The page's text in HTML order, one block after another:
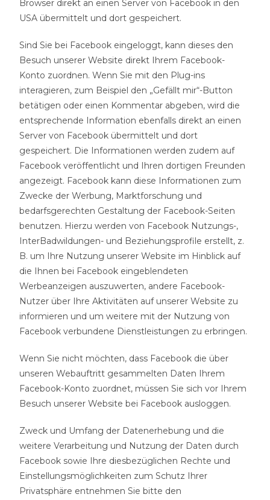
Browser direkt an einen Server von Facebook in den
USA übermittelt und dort gespeichert.
Sind Sie bei Facebook eingeloggt, kann dieses den
Besuch unserer Website direkt Ihrem Facebook-
Konto zuordnen. Wenn Sie mit den Plug-ins
interagieren, zum Beispiel den „Gefällt mir“-Button
betätigen oder einen Kommentar abgeben, wird die
entsprechende Information ebenfalls direkt an einen
Server von Facebook übermittelt und dort
gespeichert. Die Informationen werden zudem auf
Facebook veröffentlicht und Ihren dortigen Freunden
angezeigt. Facebook kann diese Informationen zum
Zwecke der Werbung, Marktforschung und
bedarfsgerechten Gestaltung der Facebook-Seiten
benutzen. Hierzu werden von Facebook Nutzungs-,
InterBadwildungen- und Beziehungsprofile erstellt, z.
B. um Ihre Nutzung unserer Website im Hinblick auf
die Ihnen bei Facebook eingeblendeten
Werbeanzeigen auszuwerten, andere Facebook-
Nutzer über Ihre Aktivitäten auf unserer Website zu
informieren und um weitere mit der Nutzung von
Facebook verbundene Dienstleistungen zu erbringen.
Wenn Sie nicht möchten, dass Facebook die über
unseren Webauftritt gesammelten Daten Ihrem
Facebook-Konto zuordnet, müssen Sie sich vor Ihrem
Besuch unserer Website bei Facebook ausloggen.
Zweck und Umfang der Datenerhebung und die
weitere Verarbeitung und Nutzung der Daten durch
Facebook sowie Ihre diesbezüglichen Rechte und
Einstellungsmöglichkeiten zum Schutz Ihrer
Privatsphäre entnehmen Sie bitte den